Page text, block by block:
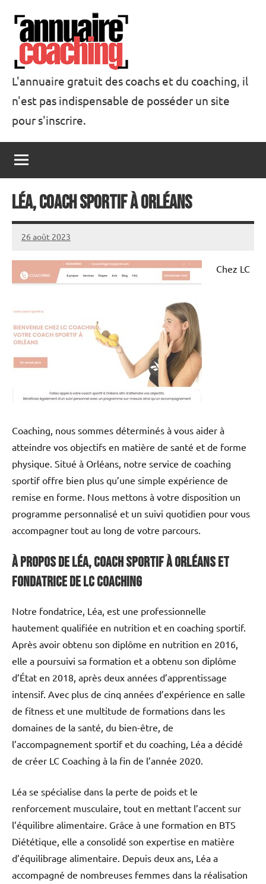
contenu
Annuaire
Coaching
L'annuaire gratuit des coachs et du coaching, il
n'est pas indispensable de posséder un site
pour s'inscrire.
Léa, coach sportif à Orléans
26 août 2023
annuairecoaching
Chez LC
Coaching, nous sommes déterminés à vous aider à
atteindre vos objectifs en matière de santé et de forme
physique. Situé à Orléans, notre service de coaching
sportif offre bien plus qu’une simple expérience de
remise en forme. Nous mettons à votre disposition un
programme personnalisé et un suivi quotidien pour vous
accompagner tout au long de votre parcours.
À propos de Léa, coach sportif à Orléans et
fondatrice de LC Coaching
Notre fondatrice, Léa, est une professionnelle
hautement qualifiée en nutrition et en coaching sportif.
Après avoir obtenu son diplôme en nutrition en 2016,
elle a poursuivi sa formation et a obtenu son diplôme
d’État en 2018, après deux années d’apprentissage
intensif. Avec plus de cinq années d’expérience en salle
de fitness et une multitude de formations dans les
domaines de la santé, du bien-être, de
l’accompagnement sportif et du coaching, Léa a décidé
de créer LC Coaching à la fin de l’année 2020.
Léa se spécialise dans la perte de poids et le
renforcement musculaire, tout en mettant l’accent sur
l’équilibre alimentaire. Grâce à une formation en BTS
Diététique, elle a consolidé son expertise en matière
d’équilibrage alimentaire. Depuis deux ans, Léa a
accompagné de nombreuses femmes dans la réalisation